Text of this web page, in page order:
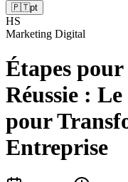
🇵🇹pt
HS
Marketing Digital
Étapes
Réussie :
pour
Entreprise